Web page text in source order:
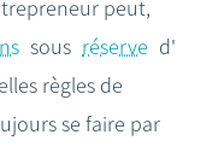
peut,
sous réserve d'
règles de
se faire par